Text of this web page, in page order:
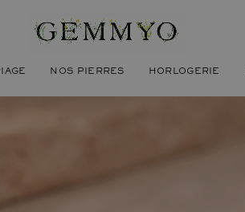
NOS PIERRES HORLOGERIE